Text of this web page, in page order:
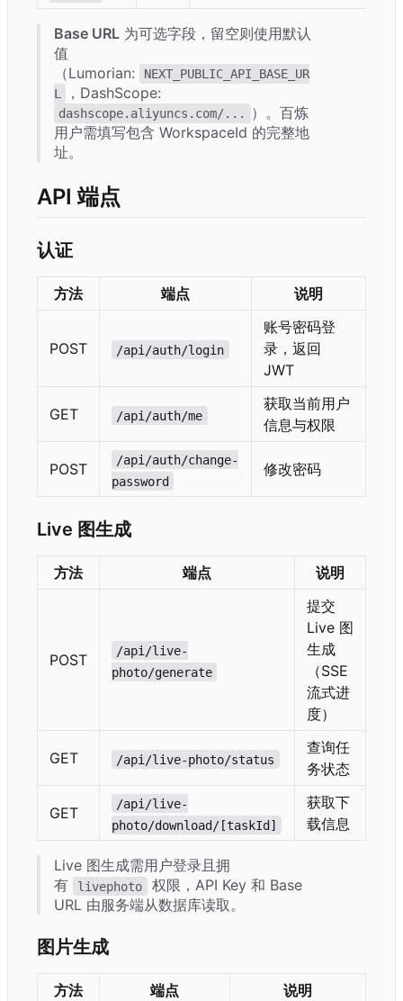
Base URL 为可选字段 ， 留空则使用默认
值
（Lumorian:
NEXT_PUBLIC_API_BASE_UR
L
， DashScope:
dashscope.aliyuncs.com/...
）。百炼
用户需填写包含 WorkspaceId 的完整地
址。
API 端点
认证
方法 端点 说明
POST /api/auth/login
账号密码登
录，返回
JWT
GET /api/auth/me
获取当前用户
信息与权限
POST
/api/auth/change-
password
修改密码
Live 图生成
方法 端点 说明
POST
/api/live-
photo/generate
提交
Live 图
生成
（SSE
流式进
度）
GET /api/live-photo/status
查询任
务状态
GET
/api/live-
photo/download/[taskId]
获取下
载信息
Live 图生成需用户登录且拥
有
livephoto 权限 ， API Key 和 Base
URL 由服务端从数据库读取。
图片生成
方法 端点
说明